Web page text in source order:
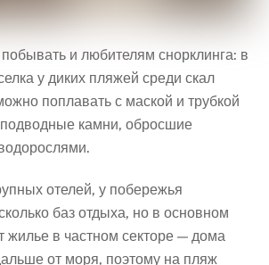
и любителям снорклинга: в
у диких пляжей среди скал
поплавать с маской и трубкой
подводные камни, обросшие
отелей, у побережья
баз отдыха, но в основном
жилье в частном секторе — дома
от моря, поэтому на пляж